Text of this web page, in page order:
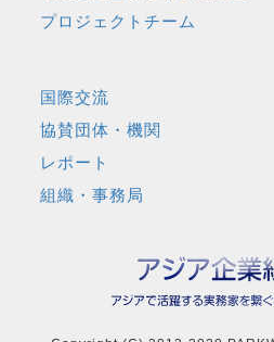
プロジェクトチーム
国際交流
協賛団体・機関
レポート
組織・事務局